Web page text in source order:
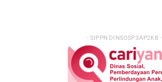
- SIPPN DINSOSP3AP2KB -